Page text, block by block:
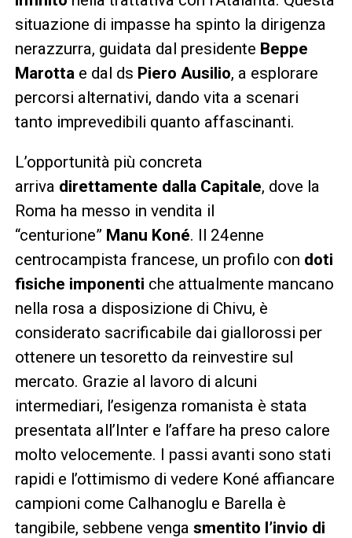
situazione di impasse ha spinto la dirigenza
nerazzurra, guidata dal presidente Beppe
Marotta e dal ds Piero Ausilio, a esplorare
percorsi alternativi, dando vita a scenari
tanto imprevedibili quanto affascinanti.
L’opportunità più concreta
arriva direttamente dalla Capitale, dove la
Roma ha messo in vendita il
“centurione” Manu Koné. Il 24enne
centrocampista francese, un profilo con doti
fisiche imponenti che attualmente mancano
nella rosa a disposizione di Chivu, è
considerato sacrificabile dai giallorossi per
ottenere un tesoretto da reinvestire sul
mercato. Grazie al lavoro di alcuni
intermediari, l’esigenza romanista è stata
presentata all’Inter e l’affare ha preso calore
molto velocemente. I passi avanti sono stati
rapidi e l’ottimismo di vedere Koné affiancare
campioni come Calhanoglu e Barella è
tangibile, sebbene venga smentito l’invio di